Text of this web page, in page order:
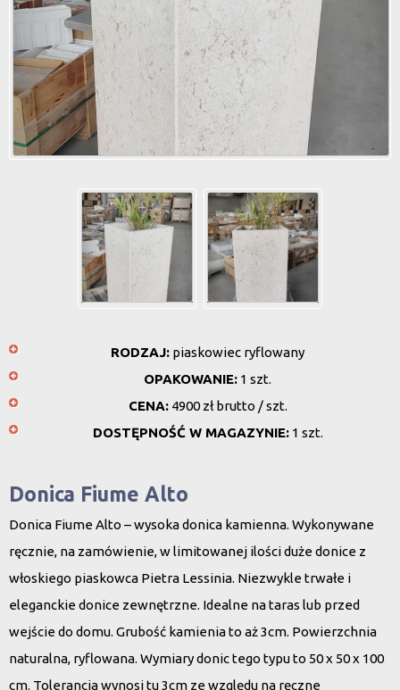
RODZAJ: piaskowiec ryflowany
OPAKOWANIE: 1 szt.
CENA:4900 zł brutto / szt.
DOSTĘPNOŚĆ W MAGAZYNIE:1 szt.
Donica Fiume Alto
Donica Fiume Alto – wysoka donica kamienna. Wykonywane
ręcznie, na zamówienie, w limitowanej ilości duże donice z
włoskiego piaskowca Pietra Lessinia. Niezwykle trwałe i
eleganckie donice zewnętrzne. Idealne na taras lub przed
wejście do domu. Grubość kamienia to aż 3cm. Powierzchnia
naturalna, ryflowana. Wymiary donic tego typu to 50 x 50 x 100
cm. Tolerancja wynosi tu 3cm ze względu na ręczne